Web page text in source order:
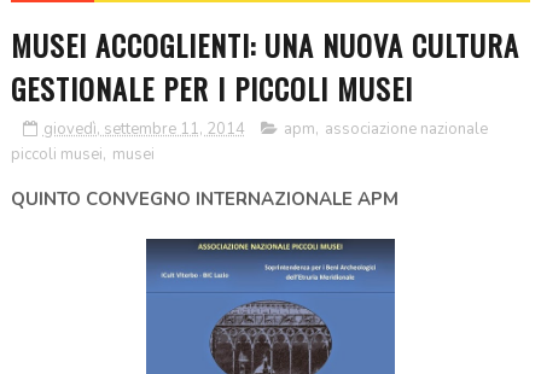
MUSEI ACCOGLIENTI: UNA NUOVA CULTURA
GESTIONALE PER I PICCOLI MUSEI
giovedì, settembre 11, 2014 apm, associazione nazionale
piccoli musei, musei
QUINTO CONVEGNO INTERNAZIONALE APM